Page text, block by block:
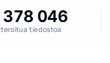
378 046
tiedostoa